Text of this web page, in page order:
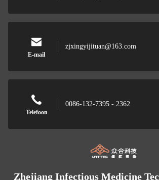
E-mail
zjxingyijituan@163.com
Telefoon
0086-132-7395 - 2362
Zhejiang Infectious Medicine